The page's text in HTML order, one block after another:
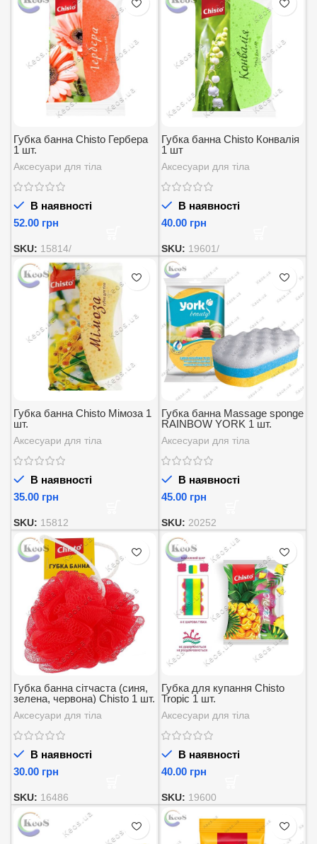
Губка банна Chisto Гербера
1 шт.
Аксесуари для тіла
В наявності
грн
SKU: 15814/
Губка банна Chisto Конвалія
1 шт
Аксесуари для тіла
В наявності
грн
SKU: 19601/
Губка банна Chisto Мімоза 1
шт.
Аксесуари для тіла
В наявності
грн
SKU: 15812
Губка банна Massage sponge
RAINBOW YORK 1 шт.
Аксесуари для тіла
В наявності
грн
SKU: 20252
Губка банна сітчаста (синя,
зелена, червона) Chisto 1 шт.
Аксесуари для тіла
В наявності
грн
SKU: 16486
Губка для купання Chisto
Tropic 1 шт.
Аксесуари для тіла
В наявності
грн
SKU: 19600